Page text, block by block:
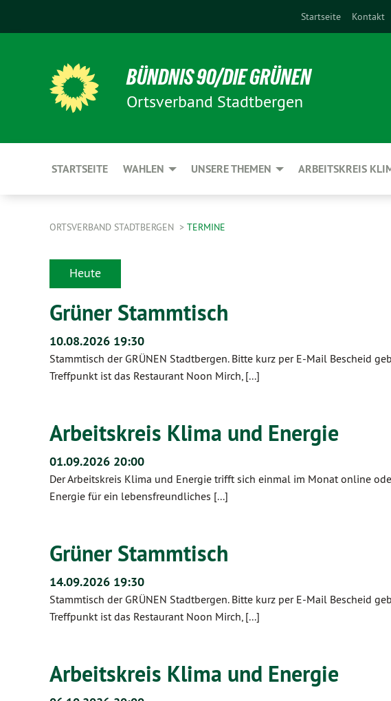
Startseite Kontakt
BÜNDNIS 90/DIE GRÜNEN
Ortsverband Stadtbergen
STARTSEITE WAHLEN UNSERE THEMEN ARBEITSKREIS
ORTSVERBAND STADTBERGEN TERMINE
Heute
Grüner Stammtisch
10.08.2026 19:30
Stammtisch der GRÜNEN Stadtbergen. Bitte kurz per E-Mail Bescheid
Treffpunkt ist das Restaurant Noon Mirch, [...]
Arbeitskreis Klima und Energie
01.09.2026 20:00
Der Arbeitskreis Klima und Energie trifft sich einmal im Monat online
Energie für ein lebensfreundliches [...]
Grüner Stammtisch
14.09.2026 19:30
Stammtisch der GRÜNEN Stadtbergen. Bitte kurz per E-Mail Bescheid
Treffpunkt ist das Restaurant Noon Mirch, [...]
Arbeitskreis Klima und Energie